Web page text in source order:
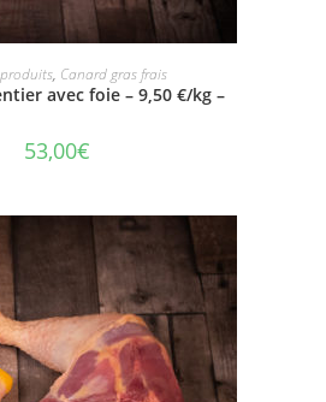
AU PANIER
, Canard gras frais
avec foie – 9,50 €/kg –
53,00€